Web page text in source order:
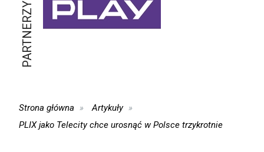
PARTNERZY
Strona główna
Artykuły
PLIX jako Telecity chce urosnąć w Polsce trzykrotnie